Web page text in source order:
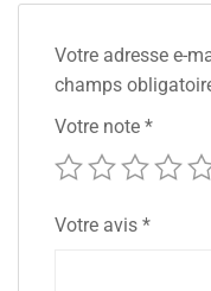
Votre adresse e-
champs
Votre note *
Votre avis *